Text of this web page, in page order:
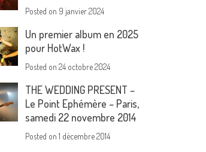
Posted on 9 janvier 2024
Un premier album en 2025
pour HotWax !
Posted on24 octobre 2024
THE WEDDING PRESENT –
Le Point Ephémère – Paris,
samedi 22 novembre 2014
Posted on1 décembre 2014